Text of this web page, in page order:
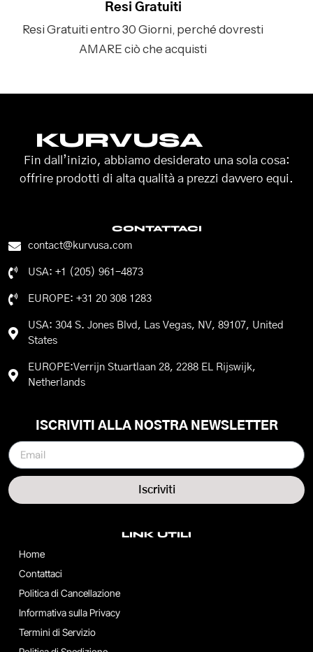
Resi Gratuiti
Resi Gratuiti entro 30 Giorni, perché dovresti
AMARE ciò che acquisti
KURVUSA
Fin dall’inizio, abbiamo desiderato una sola cosa:
offrire prodotti di alta qualità a prezzi davvero equi.
CONTATTACI
contact@kurvusa.com
USA: +1 (205) 961-4873
EUROPE: +31 20 308 1283
USA: 304 S. Jones Blvd, Las Vegas, NV, 89107, United
States
EUROPE:Verrijn Stuartlaan 28, 2288 EL Rijswijk,
Netherlands
LINK UTILI
Home
Contattaci
Politica di Cancellazione
Informativa sulla Privacy
Termini di Servizio
ISCRIVITI ALLA NOSTRA NEWSLETTER
Iscriviti